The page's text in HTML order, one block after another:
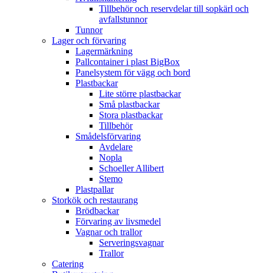
Tillbehör och reservdelar till sopkärl och
avfallstunnor
Tunnor
Lager och förvaring
Lagermärkning
Pallcontainer i plast BigBox
Panelsystem för vägg och bord
Plastbackar
Lite större plastbackar
Små plastbackar
Stora plastbackar
Tillbehör
Smådelsförvaring
Avdelare
Nopla
Schoeller Allibert
Stemo
Plastpallar
Storkök och restaurang
Brödbackar
Förvaring av livsmedel
Vagnar och trallor
Serveringsvagnar
Trallor
Catering